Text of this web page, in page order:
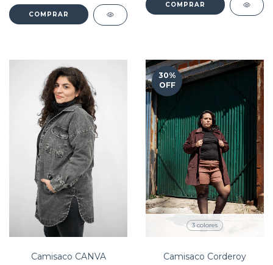
COMPRAR
COMPRAR
Camisaco CANVA
30%
OFF
3 colores
Camisaco Corderoy